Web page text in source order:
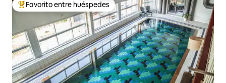
Favorito entre los huéspedes más destacados
Favorito entre huéspedes